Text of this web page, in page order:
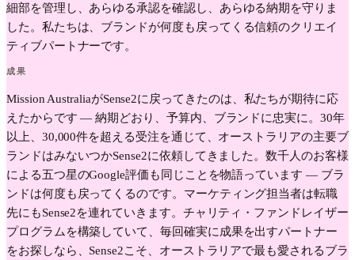
細部を管理し、あらゆる承認を確認し、あらゆる納期を守りま
した。私たちは、ブランドが何度も戻ってくる信頼のクリエイ
ティブパートナーです。
成果
Mission AustraliaがSense2に戻ってきたのは、私たちが期待に応
えたからです — 納期どおり、予算内、ブランドに忠実に。30年
以上、30,000件を超える受注を通じて、オーストラリアの主要ブ
ランドはみないつかSense2に依頼してきました。数千人のお客様
による五つ星のGoogle評価も同じことを物語っています — ブラ
ンドは何度も戻ってくるのです。マーケティング担当者は転職
先にもSense2を連れていきます。チャリティ・ファンドレイザー
プログラムを構築していて、毎回確実に成果を出すパートナー
をお探しなら、Sense2こそ、オーストラリアで最も愛されるブラ